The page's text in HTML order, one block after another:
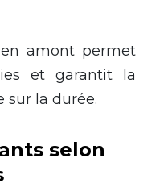
amont permet
et garantit la
sur la durée.
selon